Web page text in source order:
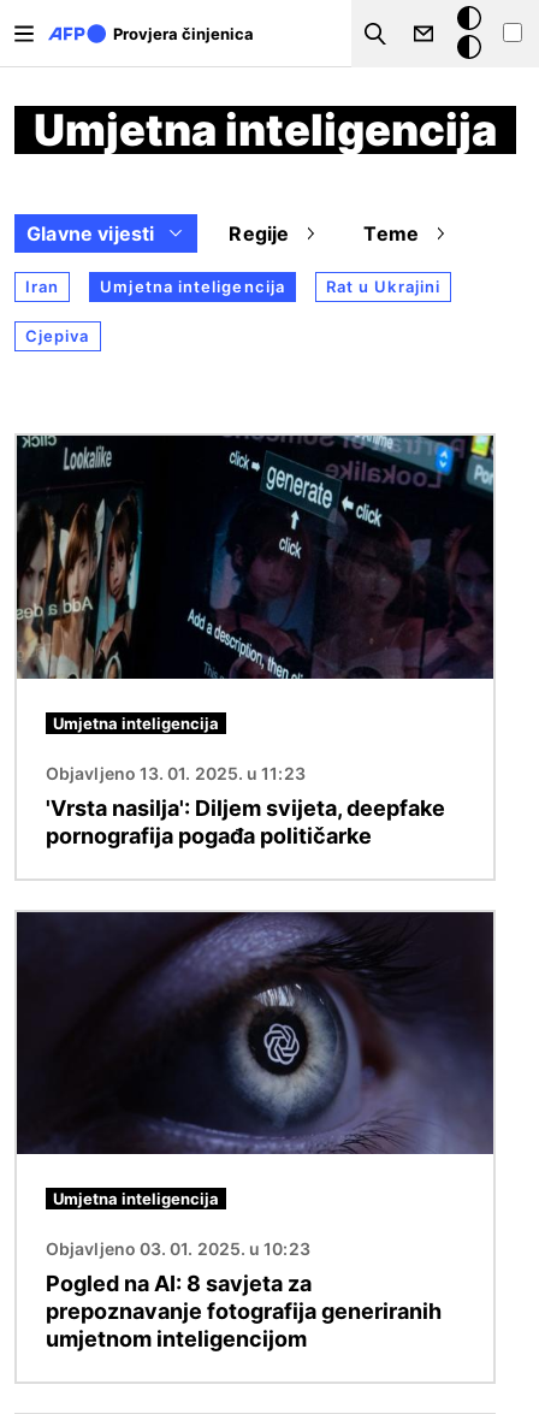
Provjera činjenica
Search
Tamna
pozadina
Umjetna inteligencija
Glavne vijesti Regije Teme
Iran Umjetna inteligencija Rat u Ukrajini
Cjepiva
Slika
Umjetna inteligencija
Objavljeno 13. 01. 2025. u 11:23
'Vrsta nasilja': Diljem svijeta, deepfake
pornografija pogađa političarke
Umjetna inteligencija
Objavljeno 03. 01. 2025. u 10:23
Pogled na AI: 8 savjeta za
prepoznavanje fotografija generiranih
umjetnom inteligencijom